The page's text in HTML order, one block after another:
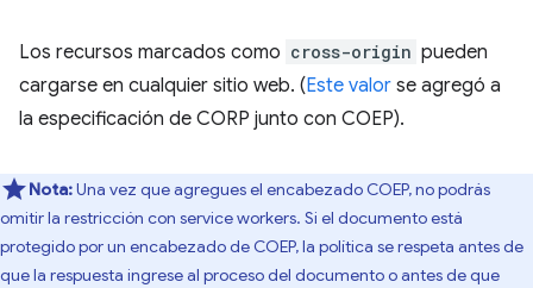
Los recursos marcados como cross-origin pueden
cargarse en cualquier sitio web. (Este valor se agregó a
la especificación de CORP junto con COEP).
Nota:Una vez que agregues el encabezado COEP, no podrás
omitir la restricción con service workers. Si el documento está
protegido por un encabezado de COEP, la política se respeta antes de
que la respuesta ingrese al proceso del documento o antes de que